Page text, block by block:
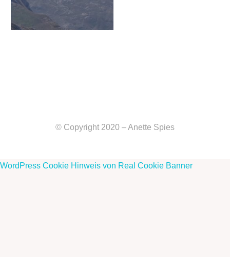
© Copyright 2020 – Anette Spies
WordPress Cookie Hinweis von Real Cookie Banner